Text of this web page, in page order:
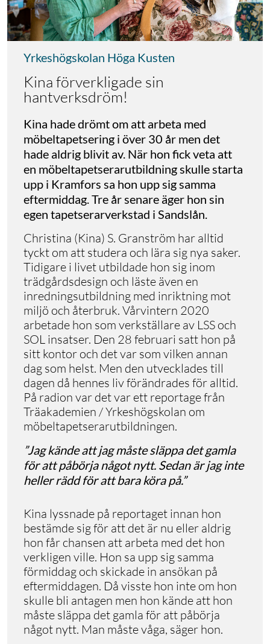
Yrkeshögskolan Höga Kusten
Kina förverkligade sin
hantverksdröm!
Kina hade drömt om att arbeta med
möbeltapetsering i över 30 år men det
hade aldrig blivit av. När hon fick veta att
en möbeltapetserarutbildning skulle starta
upp i Kramfors sa hon upp sig samma
eftermiddag. Tre år senare äger hon sin
egen tapetserarverkstad i Sandslån.
Christina (Kina) S. Granström har alltid
tyckt om att studera och lära sig nya saker.
Tidigare i livet utbildade hon sig inom
trädgårdsdesign och läste även en
inredningsutbildning med inriktning mot
miljö och återbruk. Vårvintern 2020
arbetade hon som verkställare av LSS och
SOL insatser. Den 28 februari satt hon på
sitt kontor och det var som vilken annan
dag som helst. Men den utvecklades till
dagen då hennes liv förändrades för alltid.
På radion var det var ett reportage från
Träakademien / Yrkeshögskolan om
möbeltapetserarutbildningen.
”Jag kände att jag måste släppa det gamla
för att påbörja något nytt. Sedan är jag inte
heller rädd för att bara köra på.”
Kina lyssnade på reportaget innan hon
bestämde sig för att det är nu eller aldrig
hon får chansen att arbeta med det hon
verkligen ville. Hon sa upp sig samma
förmiddag och skickade in ansökan på
eftermiddagen. Då visste hon inte om hon
skulle bli antagen men hon kände att hon
måste släppa det gamla för att påbörja
något nytt. Man måste våga, säger hon.